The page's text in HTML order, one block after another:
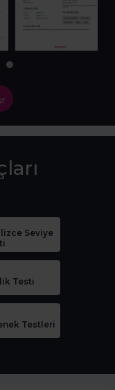
Seviye
Testi
Testleri